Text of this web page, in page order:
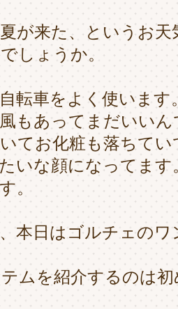
が来た、というお天
しょうか。
転車をよく使います
もあってまだいい
てお化粧も落ちてい
いな顔になってます
。
本日はゴルチェの
ムを紹介するのは